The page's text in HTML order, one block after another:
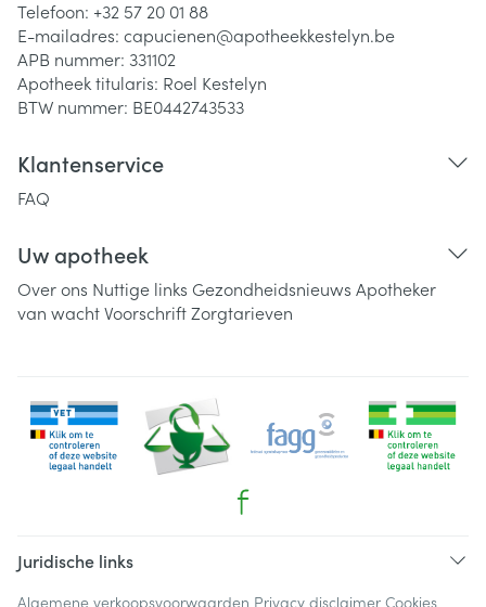
Telefoon: +32 57 20 01 88
E-mailadres: capucienen@apotheekkestelyn.be
APB nummer: 331102
Apotheek titularis: Roel Kestelyn
BTW nummer: BE0442743533
Klantenservice
FAQ
Uw apotheek
Over ons Nuttige links Gezondheidsnieuws Apotheker
van wachtVoorschriftZorgtarieven
Juridische links
Algemene verkoopsvoorwaarden Privacy disclaimer Cookies